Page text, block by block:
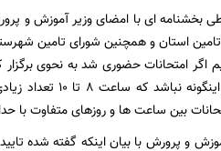
استان و همچنین شورای تامین
اگر امتحانات حضوری شد به نحوی
بین ساعت ها و روزهای متفاوت
و پرورش با بیان اینکه گفته شده